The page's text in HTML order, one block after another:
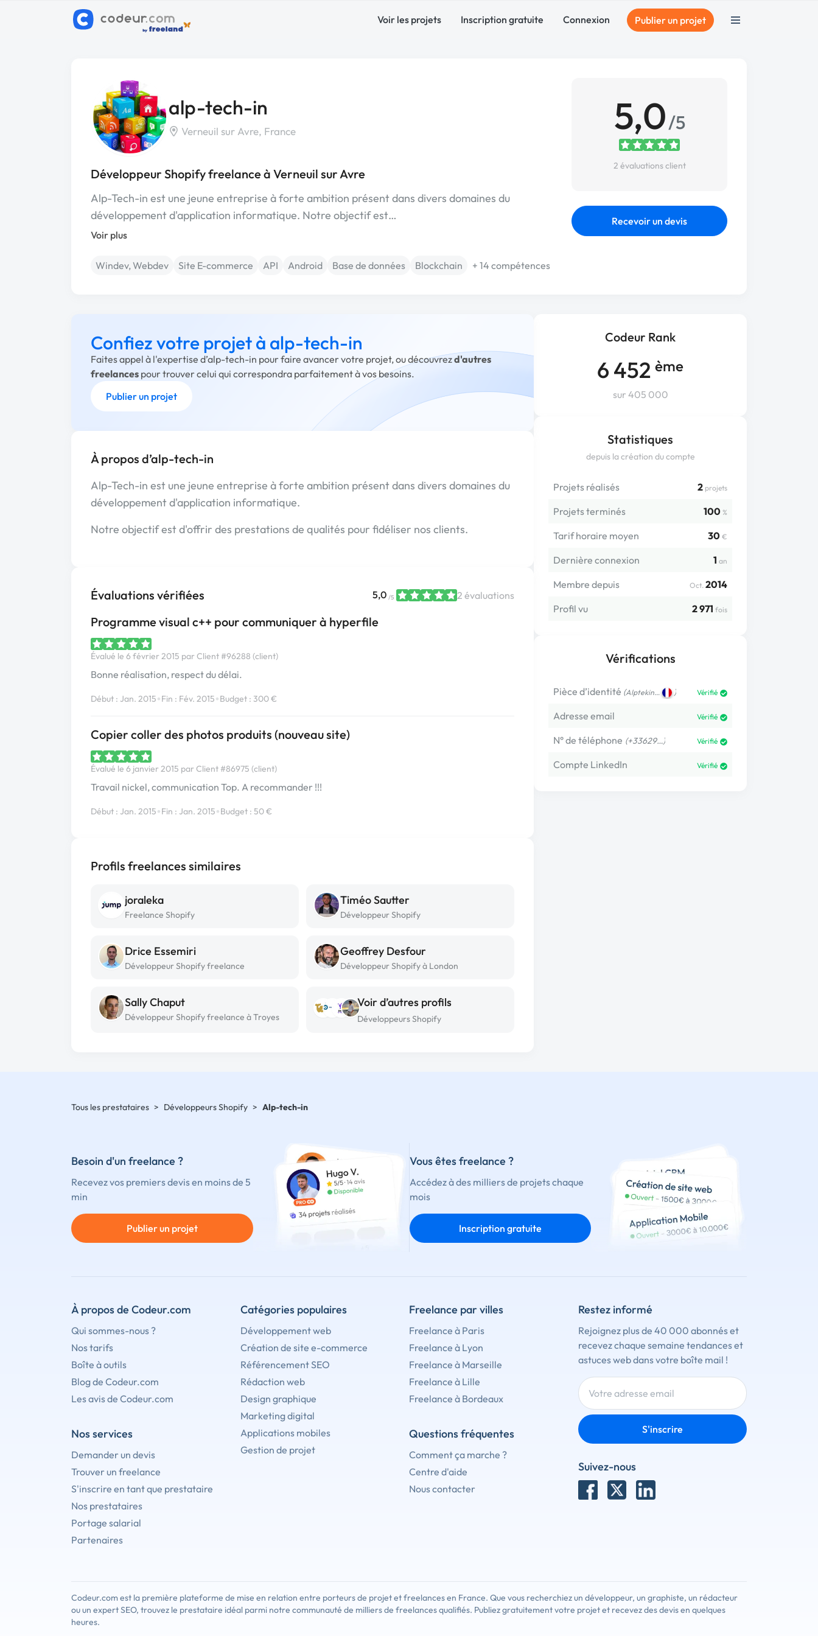
Voir les projets Inscription gratuite Connexion Publier un projet
alp-tech-in
Verneuil sur Avre, France
Développeur Shopify freelance à Verneuil sur Avre
Alp-Tech-in est une jeune entreprise à forte ambition présent dans divers domaines du
développement d'application informatique. Notre objectif est…
Voir plus
Windev, Webdev Site E-commerce API Android Base de données Blockchain + 14 compétences
5,0/5
2 évaluations client
Recevoir un devis
Codeur Rank
6 452 ème
sur 405 000
Statistiques
depuis la création du compte
Projets réalisés 2 projets
Projets terminés 100 %
Tarif horaire moyen 30 €
Dernière connexion 1 an
Membre depuis Oct. 2014
Profil vu
2 971 fois
Vérifications
Pièce d’identité (Alptekin… ) Vérifié
Adresse email Vérifié
N° de téléphone (+33629…) Vérifié
Compte LinkedIn Vérifié
Confiez votre projet à alp-tech-in
Faites appel à l'expertise d’alp-tech-in pour faire avancer votre projet, ou découvrezd'autres
freelances pour trouver celui qui correspondra parfaitement à vos besoins.
Publier un projet
À propos d’alp-tech-in
Alp-Tech-in est une jeune entreprise à forte ambition présent dans divers domaines du
développement d'application informatique.
Notre objectif est d'offrir des prestations de qualités pour fidéliser nos clients.
Évaluations vérifiées 5,0 /5 2 évaluations
Programme visual c++ pour communiquer à hyperfile
Évalué le 6 février 2015 par Client #96288 (client)
Bonne réalisation, respect du délai.
Début : Jan. 2015•Fin : Fév. 2015•Budget : 300 €
Copier coller des photos produits (nouveau site)
Évalué le 6 janvier 2015 par Client #86975 (client)
Travail nickel, communication Top. A recommander !!!
Début : Jan. 2015•Fin : Jan. 2015•Budget : 50 €
Profils freelances similaires
joraleka
Freelance Shopify
Timéo Sautter
Développeur Shopify
Drice Essemiri
Développeur Shopify freelance
Geoffrey Desfour
Développeur Shopify à London
Sally Chaput
Développeur Shopify freelance à Troyes
Voir d’autres profils
Développeurs Shopify
Tous les prestataires > Développeurs Shopify > Alp-tech-in
Besoin d'un freelance ?
Recevez vos premiers devis en moins de 5
min
Publier un projet
Vous êtes freelance ?
Accédez à des milliers de projets chaque
mois
Inscription gratuite
À propos de Codeur.com
Qui sommes-nous ?
Nos tarifs
Boîte à outils
Blog de Codeur.com
Les avis de Codeur.com
Nos services
Demander un devis
Trouver un freelance
S'inscrire en tant que prestataire
Nos prestataires
Portage salarial
Partenaires
Catégories populaires
Développement web
Création de site e-commerce
Référencement SEO
Rédaction web
Design graphique
Marketing digital
Applications mobiles
Gestion de projet
Freelance par villes
Freelance à Paris
Freelance à Lyon
Freelance à Marseille
Freelance à Lille
Freelance à Bordeaux
Questions fréquentes
Comment ça marche ?
Centre d'aide
Nous contacter
Restez informé
Rejoignez plus de 40 000 abonnés et
recevez chaque semaine tendances et
astuces web dans votre boîte mail !
S'inscrire
Suivez-nous
Codeur.com est la première plateforme de mise en relation entre porteurs de projet et freelances en France. Que vous recherchiez un développeur, un graphiste, un rédacteur
ou un expert SEO, trouvez le prestataire idéal parmi notre communauté de milliers de freelances qualifiés. Publiez gratuitement votre projet et recevez des devis en quelques
heures.